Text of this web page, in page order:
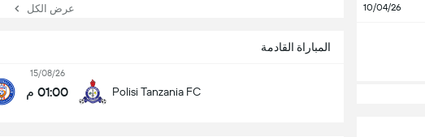
10/04/26
المباراة القادمة
Polisi Tanzania FC
15/08/26
01:00 م
عرض الكل